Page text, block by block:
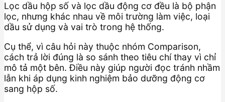
Lọc dầu hộp số và lọc dầu động cơ đều là bộ phận
lọc, nhưng khác nhau về môi trường làm việc, loại
dầu sử dụng và vai trò trong hệ thống.
Cụ thể, vì câu hỏi này thuộc nhóm Comparison,
cách trả lời đúng là so sánh theo tiêu chí thay vì chỉ
mô tả một bên. Điều này giúp người đọc tránh nhầm
lẫn khi áp dụng kinh nghiệm bảo dưỡng động cơ
sang hộp số.